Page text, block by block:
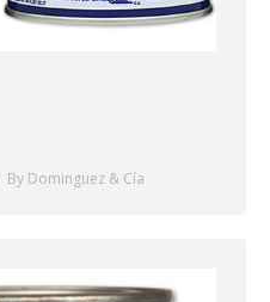
By Dominguez & Cía